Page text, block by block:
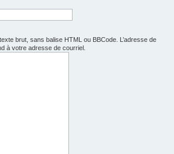
brut, sans balise HTML ou BBCode. L’adresse de
à votre adresse de courriel.